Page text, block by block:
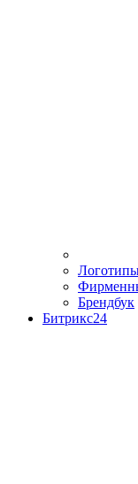
Брендбук
Битрикс24